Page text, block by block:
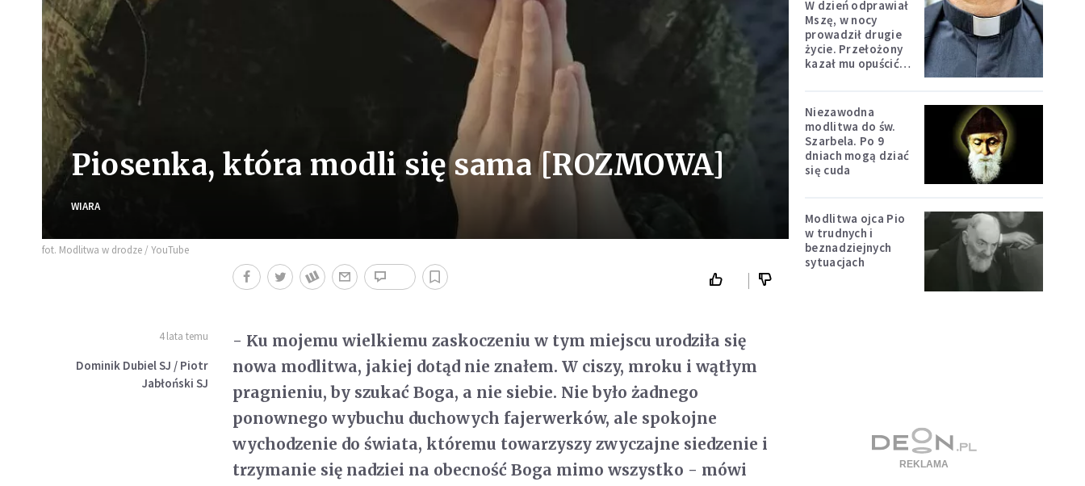
Piosenka, która modli się sama [ROZMOWA]
WIARA
fot. Modlitwa w drodze / YouTube
4 lata temu
Dominik Dubiel SJ / Piotr
Jabłoński SJ
- Ku mojemu wielkiemu zaskoczeniu w tym miejscu urodziła się
nowa modlitwa, jakiej dotąd nie znałem. W ciszy, mroku i wątłym
pragnieniu, by szukać Boga, a nie siebie. Nie było żadnego
ponownego wybuchu duchowych fajerwerków, ale spokojne
wychodzenie do świata, któremu towarzyszy zwyczajne siedzenie i
trzymanie się nadziei na obecność Boga mimo wszystko - mówi
W dzień odprawiał
Mszę, w nocy
prowadził drugie
życie. Przełożony
kazał mu opuścić
Niezawodna
modlitwa do św.
Szarbela. Po 9
dniach mogą dziać
się cuda
Modlitwa ojca Pio
w trudnych i
beznadziejnych
sytuacjach